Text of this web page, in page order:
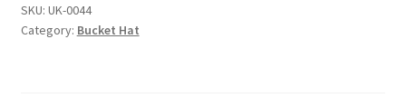
SKU: UK-0044
Category: Bucket Hat